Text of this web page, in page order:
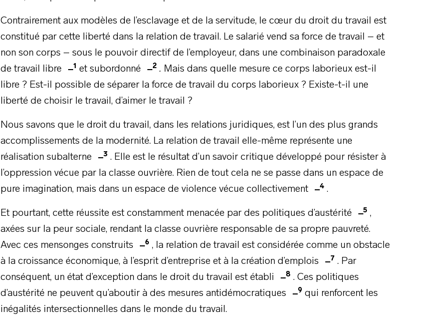
Contrairement aux modèles de l’esclavage et de la servitude, le cœur du droit du travail est
constitué par cette liberté dans la relation de travail. Le salarié vend sa force de travail – et
non son corps – sous le pouvoir directif de l’employeur, dans une combinaison paradoxale
de travail libre
1 et subordonné 2 . Mais dans quelle mesure ce corps laborieux est-il
libre ? Est-il possible de séparer la force de travail du corps laborieux ? Existe-t-il une
liberté de choisir le travail, d’aimer le travail ?
Nous savons que le droit du travail, dans les relations juridiques, est l’un des plus grands
accomplissements de la modernité. La relation de travail elle-même représente une
réalisation subalterne
3 . Elle est le résultat d’un savoir critique développé pour résister à
l’oppression vécue par la classe ouvrière. Rien de tout cela ne se passe dans un espace de
pure imagination, mais dans un espace de violence vécue collectivement
4 .
Et pourtant, cette réussite est constamment menacée par des politiques d’austérité 5 ,
axées sur la peur sociale, rendant la classe ouvrière responsable de sa propre pauvreté.
Avec ces mensonges construits
6 , la relation de travail est considérée comme un obstacle
à la croissance économique, à l’esprit d’entreprise et à la création d’emplois
7 . Par
conséquent, un état d’exception dans le droit du travail est établi
8 . Ces politiques
d’austérité ne peuvent qu’aboutir à des mesures antidémocratiques
9 qui renforcent les
inégalités intersectionnelles dans le monde du travail.